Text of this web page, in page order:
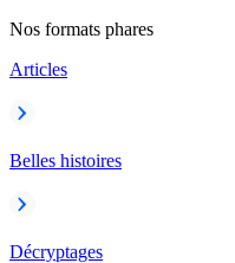
Nos formats phares
Articles
Belles histoires
Décryptages